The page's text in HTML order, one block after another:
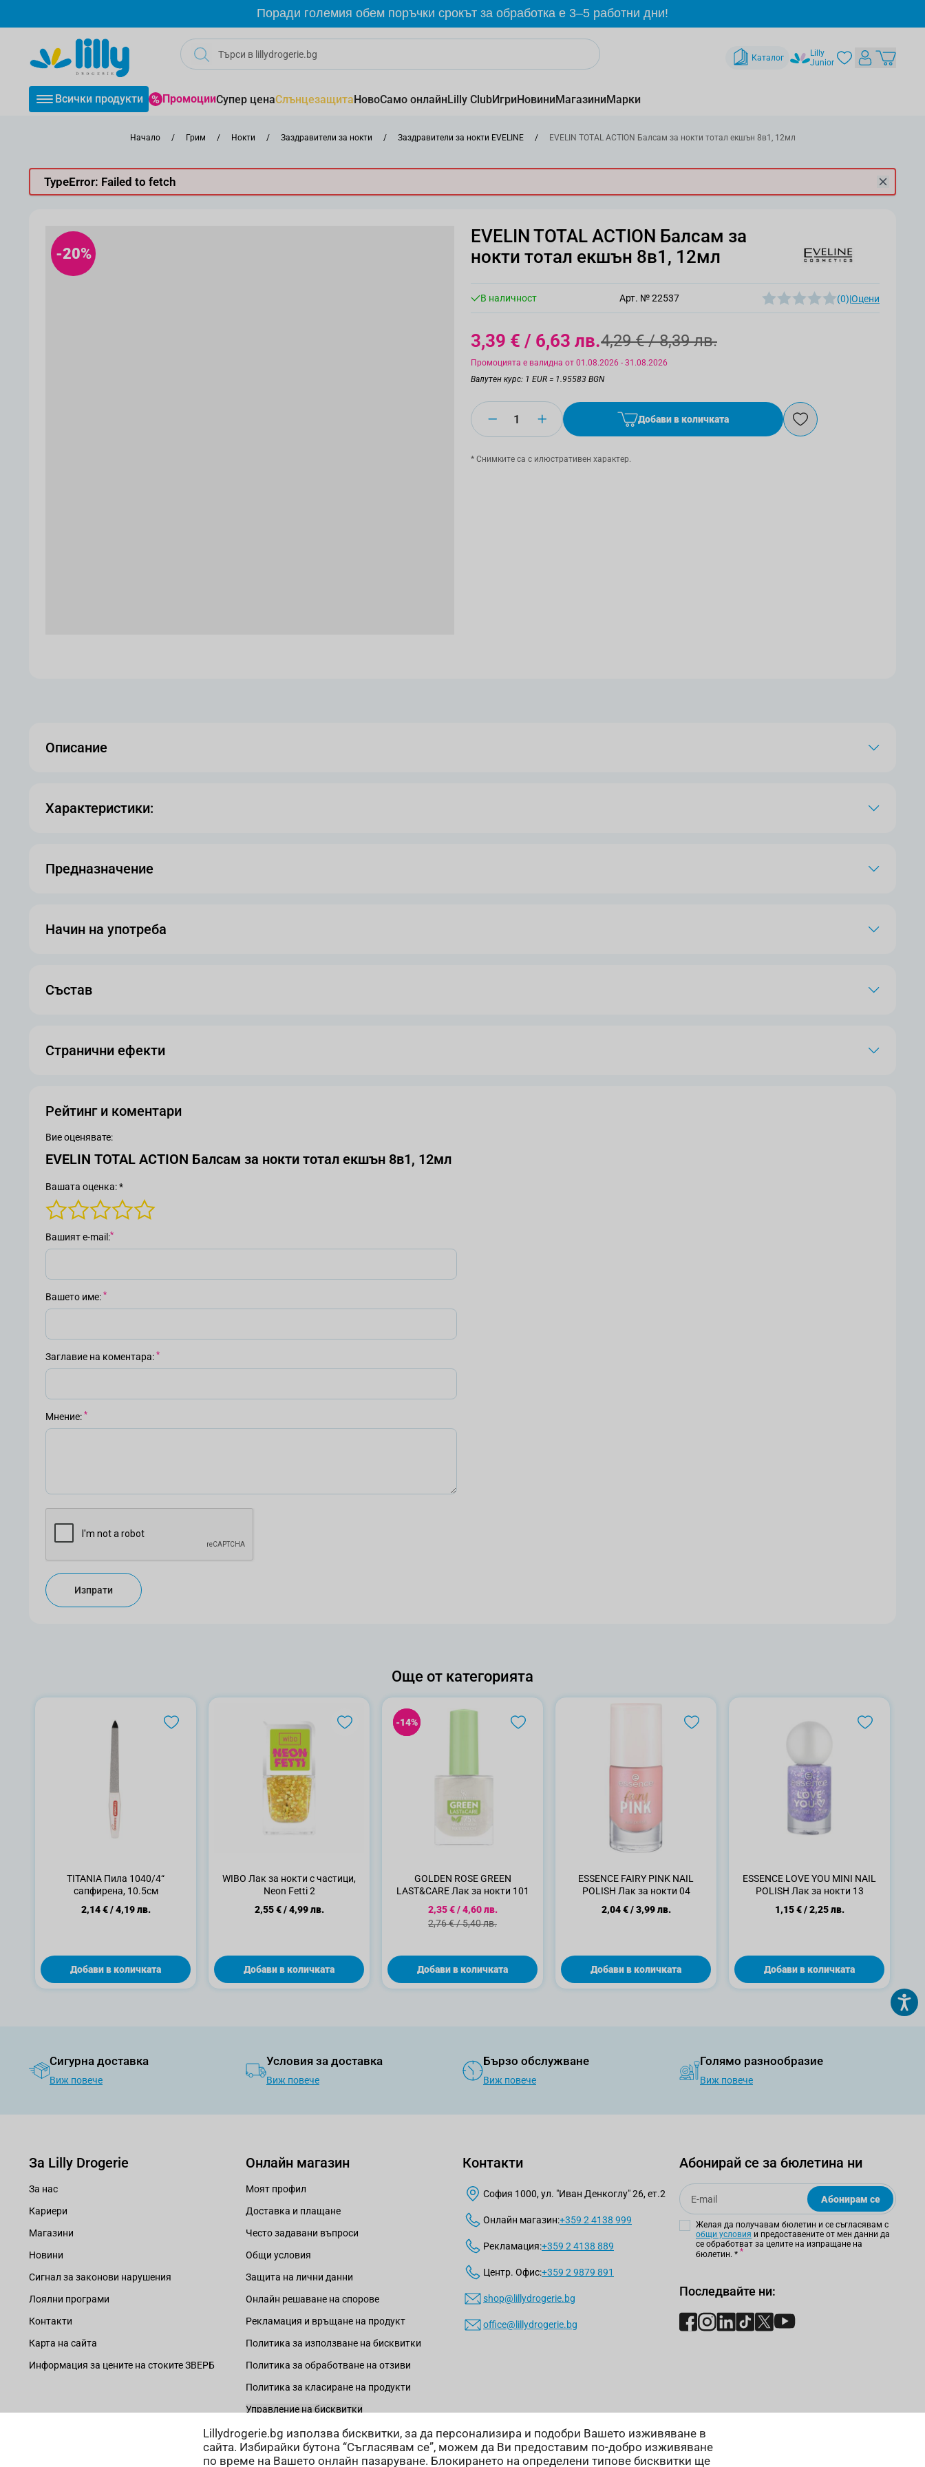
Lillydrogerie.bg използва бисквитки, за да персонализира и подобри Вашето изживяване в
сайта. Избирайки бутона “Съгласявам се”, можем да Ви предоставим по-добро изживяване
по време на Вашето онлайн пазаруване. Блокирането на определени типове бисквитки ще
Поради големия обем поръчки срокът за обработка е 3–5 работни дни!
Каталог
Lilly
Junior
Всички продукти ПромоцииСупер ценаСлънцезащитаНовоСамо онлайнLilly ClubИгриНовиниМагазиниМарки
Начало / Грим / Нокти / Заздравители за нокти / Заздравители за нокти EVELINE / EVELIN TOTAL ACTION Балсам за нокти тотал екшън 8в1, 12мл
TypeError: Failed to fetch
-20%
EVELIN TOTAL ACTION Балсам за
нокти тотал екшън 8в1, 12мл
В наличност Арт. №22537 (0)|Оцени
3,39 € / 6,63 лв.4,29 € / 8,39 лв.
Промоцията е валидна от 01.08.2026 - 31.08.2026
Валутен курс: 1 EUR = 1.95583 BGN
Количество Добави в количката
* Снимките са с илюстративен характер.
Описание
Характеристики:
Предназначение
Начин на употреба
Състав
Странични ефекти
Рейтинг и коментари
Вие оценявате:
EVELIN TOTAL ACTION Балсам за нокти тотал екшън 8в1, 12мл
Вашата оценка: *
Вашият е-mail
Вашето име
Заглавие на коментара
Мнение
Изпрати
Още от категорията
TITANIA Пила 1040/4“
сапфирена, 10.5см
2,14 €/4,19 лв.
Добави в количката
WIBO Лак за нокти с частици,
Neon Fetti 2
2,55 €/4,99 лв.
Добави в количката
-14%
-14%
GOLDEN ROSE GREEN
LAST&CARE Лак за нокти 101
Специална цена
2,35 €/4,60 лв.
Стандартна цена
2,76 €/5,40 лв.
Добави в количката
ESSENCE FAIRY PINK NAIL
POLISH Лак за нокти 04
2,04 €/3,99 лв.
Добави в количката
ESSENCE LOVE YOU MINI NAIL
POLISH Лак за нокти 13
1,15 €/2,25 лв.
Добави в количката
Сигурна доставка
Виж повече
Условия за доставка
Виж повече
Бързо обслужване
Виж повече
Голямо разнообразие
Виж повече
За Lilly Drogerie
За нас
Кариери
Магазини
Новини
Сигнал за законови нарушения
Лоялни програми
Контакти
Карта на сайта
Информация за цените на стоките ЗВЕРБ
Онлайн магазин
Моят профил
Доставка и плащане
Често задавани въпроси
Общи условия
Защита на лични данни
Онлайн решаване на спорове
Рекламация и връщане на продукт
Политика за използване на бисквитки
Политика за обработване на отзиви
Политика за класиране на продукти
Управление на бисквитки
Контакти
София 1000, ул. "Иван Денкоглу" 26, ет.2
Онлайн магазин:+359 2 4138 999
Рекламация:+359 2 4138 889
Центр. Офис:+359 2 9879 891
shop@lillydrogerie.bg
office@lillydrogerie.bg
Абонирай се за бюлетина ни
Email
Абонирам се
Желая да получавам бюлетин и се съгласявам с
общи условия и предоставените от мен данни да
се обработват за целите на изпращане на
бюлетин. *
Последвайте ни: